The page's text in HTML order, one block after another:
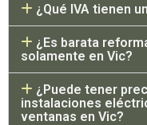
¿Qué IVA tienen
¿Es barata
solamente en Vic?
¿Puede tener
instalaciones
ventanas en Vic?